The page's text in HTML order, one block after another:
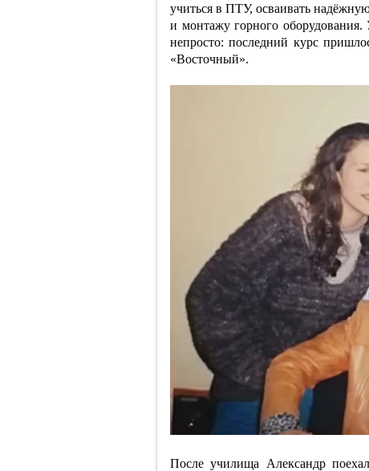
учиться в ПТУ, осваивать
и монтажу горного
непросто: последний курс
«Восточный».
После училища Александр